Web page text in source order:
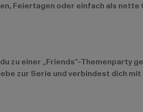
Feiertagen oder einfach als nette
zu einer „Friends“-Themenparty
zur Serie und verbindest dich mit